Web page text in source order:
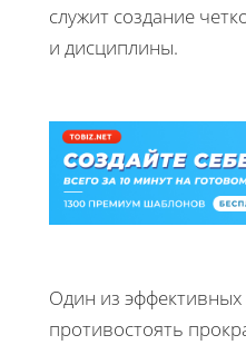
служит создание
и дисциплины.
Один из
противостоять